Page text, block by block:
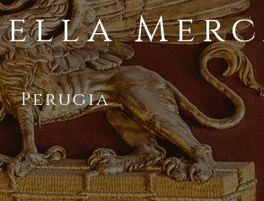
Perugia